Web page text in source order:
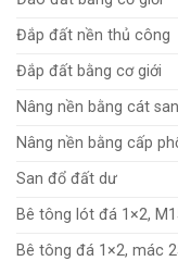
Đắp đất nền thủ công
Đắp đất bằng cơ giới
Nâng nền bằng cát
Nâng nền bằng cấp
San đổ đất dư
Bê tông lót đá 1×2,
Bê tông đá 1×2, mác